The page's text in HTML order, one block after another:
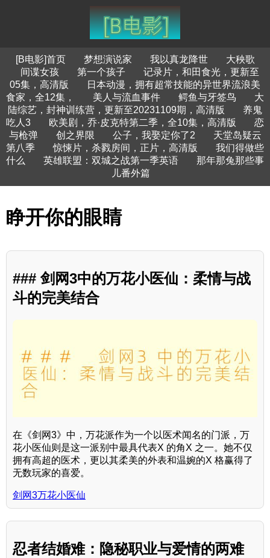
[B电影]首页 梦想演说家 我以真龙降世
大秧歌
间谍女孩
第一个孩子
记录片，和田食光，更新至
05集，高清版
日本动漫，拥有超常技能的异世界流浪美
食家，全12集，
美人与流血事件 鳄鱼与牙签鸟
大
陆综艺，封神训练营，更新至20231109期，高清版
养鬼
吃人3
欧美剧，乔·皮克特第二季，全10集，高清版
恋
与枪弹
创之界限 公子，我娶定你了2
天堂岛疑云
第八季
惊悚片，杀戮房间，正片，高清版
我们得做些
什么
英雄联盟：双城之战第一季英语
那年那兔那些事
儿番外篇
睁开你的眼睛
### 剑网3中的万花小医仙：柔情与战
斗的完美结合
在《剑网3》中，万花派作为一个以医术闻名的门派，万
花小医仙则是这一派别中最具代表X 的角X 之一。她不仅
拥有高超的医术，更以其柔美的外表和温婉的X 格赢得了
无数玩家的喜爱。
剑网3万花小医仙
忍者结婚难：隐秘职业与爱情的两难